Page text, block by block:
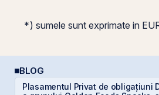
*) sumele sunt exprimate in
BLOG
Plasamentul Privat de obligațiuni